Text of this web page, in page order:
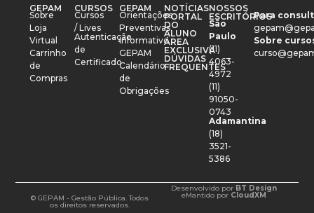
GEPAM
Sobre
Loja
Virtual
Carrinho
de
Compras
CURSOS
Cursos
/ Lives
Autenticação
de
Certificado
GEPAM
Orientações
Preventivas
Informativo
GEPAM
Calendário
de
Obrigações
NOTÍCIAS
PORTAL
DO
ALUNO
ÁREA
EXCLUSIVA
DÚVIDAS
FREQUENTES
NOSSOS
ESCRITÓRIOS
São
Paulo
(11)
4063-
4972
(11)
91050-
0743
Adamantina
(18)
3521-
5386
Para
Sobre
© GEPAM - Gestão Pública. Todos
os direitos reservados.
Desenvolvido por BT Design
eMantido por CloudXM